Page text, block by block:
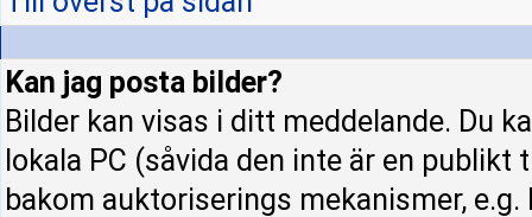
Kan jag posta bilder?
Bilder kan visas i ditt meddelande. Du
lokala PC (såvida den inte är en
bakom auktoriserings mekanismer,